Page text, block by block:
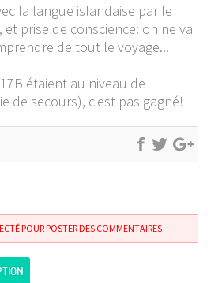
la langue islandaise par le
et prise de conscience: on ne va
de tout le voyage...
étaient au niveau de
de secours), c'est pas gagné!
POUR POSTER DES COMMENTAIRES